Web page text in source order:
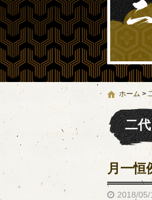
ホーム >
二
月一恒
2018/05/